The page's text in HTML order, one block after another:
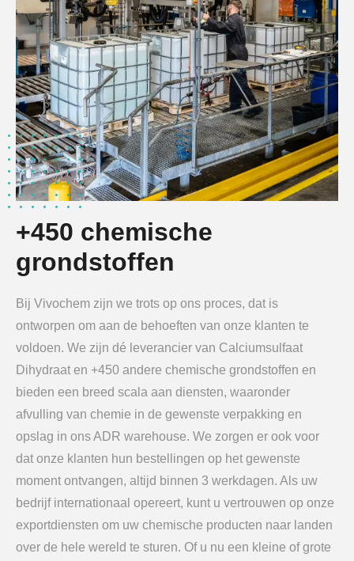
+450 chemische
grondstoffen
Bij Vivochem zijn we trots op ons proces, dat is
ontworpen om aan de behoeften van onze klanten te
voldoen. We zijn dé leverancier van Calciumsulfaat
Dihydraat en +450 andere chemische grondstoffen en
bieden een breed scala aan diensten, waaronder
afvulling van chemie in de gewenste verpakking en
opslag in ons ADR warehouse. We zorgen er ook voor
dat onze klanten hun bestellingen op het gewenste
moment ontvangen, altijd binnen 3 werkdagen. Als uw
bedrijf internationaal opereert, kunt u vertrouwen op onze
exportdiensten om uw chemische producten naar landen
over de hele wereld te sturen. Of u nu een kleine of grote